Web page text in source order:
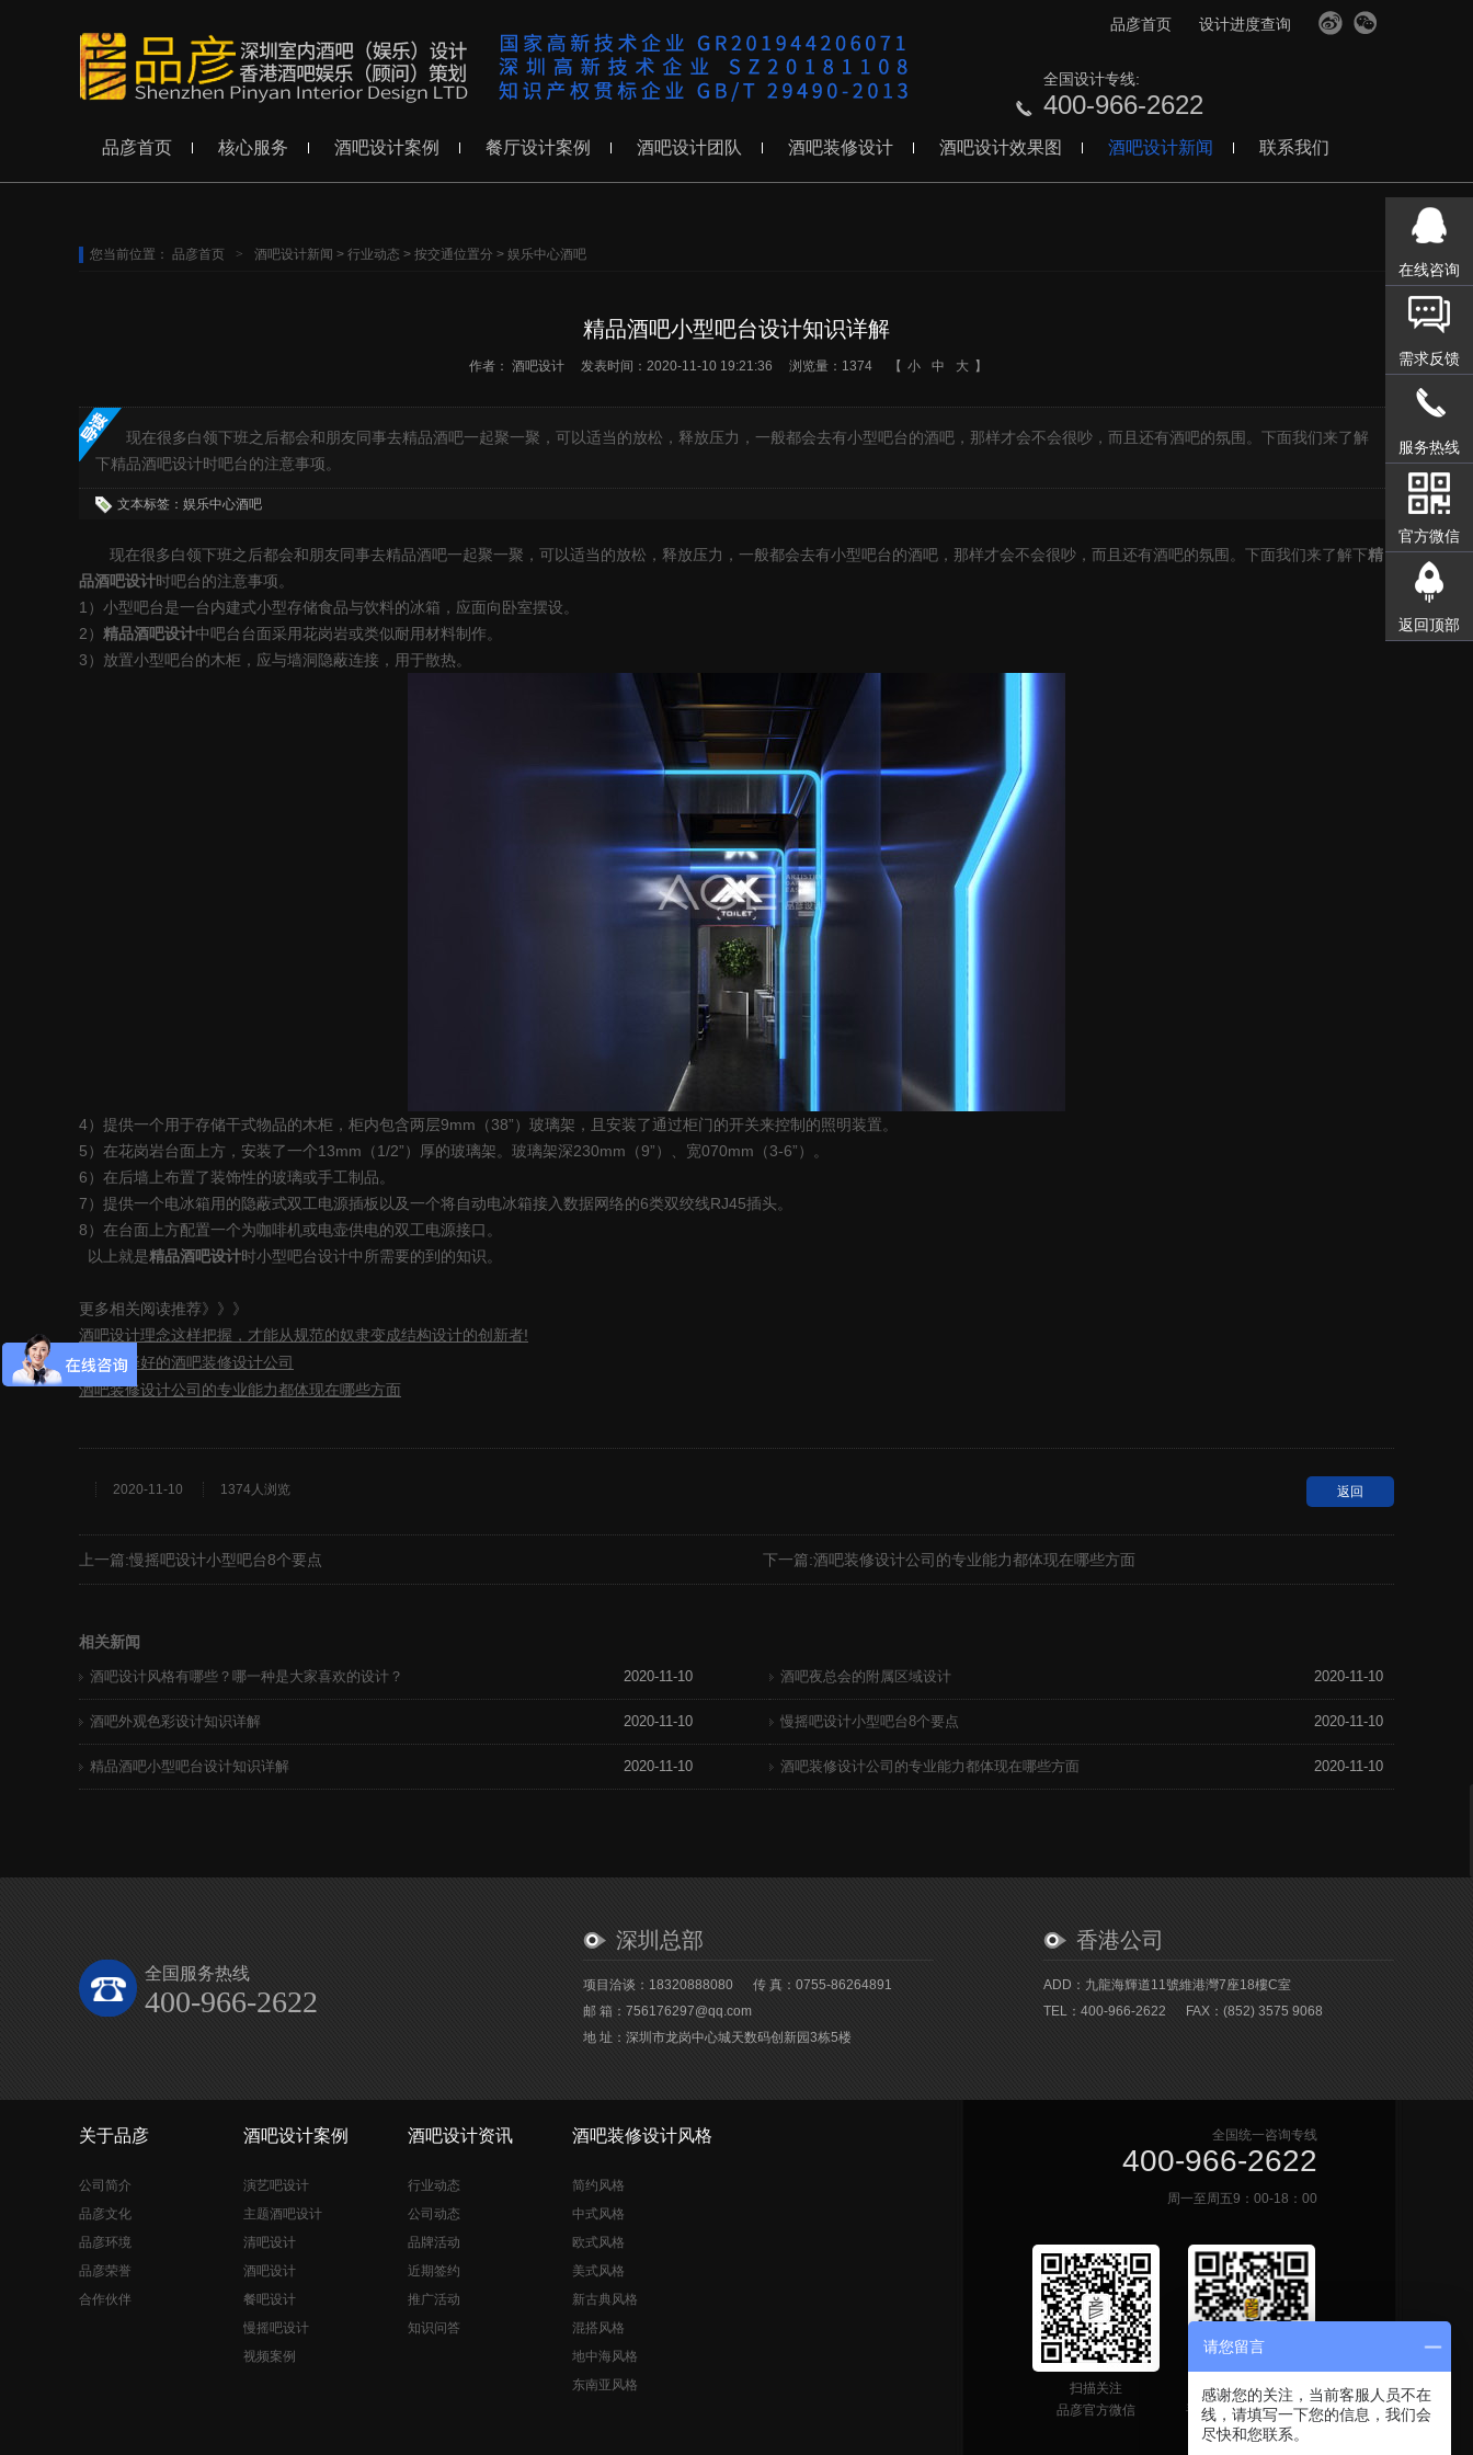
品彦首页 设计进度查询
全国设计专线:
400-966-2622
品彦首页 核心服务 酒吧设计案例 餐厅设计案例 酒吧设计团队 酒吧装修设计 酒吧设计效果图 酒吧设计新闻 联系我们
您当前位置： 品彦首页 > 酒吧设计新闻 > 行业动态 > 按交通位置分 > 娱乐中心酒吧
精品酒吧小型吧台设计知识详解
作者： 酒吧设计 发表时间：2020-11-10 19:21:36 浏览量：1374 【 小 中 大 】
现在很多白领下班之后都会和朋友同事去精品酒吧一起聚一聚，可以适当的放松，释放压力，一般都会去有小型吧台的酒吧，那样才会不会很吵，而且还有酒吧的氛围。下面我们来了解
下精品酒吧设计时吧台的注意事项。
文本标签：娱乐中心酒吧
现在很多白领下班之后都会和朋友同事去精品酒吧一起聚一聚，可以适当的放松，释放压力，一般都会去有小型吧台的酒吧，那样才会不会很吵，而且还有酒吧的氛围。下面我们来了解下精
品酒吧设计时吧台的注意事项。
1 ）小型吧台是一台内建式小型存储食品与饮料的冰箱，应面向卧室摆设。
2） 精品酒吧设计中吧台台面采用花岗岩或类似耐用材料制作。
3）放置小型吧台的木柜，应与墙洞隐蔽连接，用于散热。
4）提供一个用于存储干式物品的木柜，柜内包含两层9mm （38”）玻璃架，且安装了通过柜门的开关来控制的照明装置。
5）在花岗岩台面上方，安装了一个13mm （1/2”）厚的玻璃架。玻璃架深230mm （9”）、宽070mm （3-6”）。
6）在后墙上布置了装饰性的玻璃或手工制品。
7）提供一个电冰箱用的隐蔽式双工电源插板以及一个将自动电冰箱接入数据网络的6类双绞线RJ45插头。
8）在台面上方配置一个为咖啡机或电壶供电的双工电源接口。
以上就是精品酒吧设计时小型吧台设计中所需要的到的知识。
更多相关阅读推荐》》》
酒吧设计理念这样把握，才能从规范的奴隶变成结构设计的创新者!
如何选择好的酒吧装修设计公司
酒吧装修设计公司的专业能力都体现在哪些方面
返回
2020-11-10 1374人浏览
上一篇:慢摇吧设计小型吧台8个要点 下一篇:酒吧装修设计公司的专业能力都体现在哪些方面
相关新闻
酒吧设计风格有哪些？哪一种是大家喜欢的设计？ 2020-11-10 酒吧夜总会的附属区域设计 2020-11-10
酒吧外观色彩设计知识详解 2020-11-10 慢摇吧设计小型吧台8个要点 2020-11-10
精品酒吧小型吧台设计知识详解 2020-11-10 酒吧装修设计公司的专业能力都体现在哪些方面 2020-11-10
全国服务热线
400-966-2622
深圳总部
项目洽谈：18320888080
传 真：0755-86264891
邮 箱：756176297@qq.com
地 址：深圳市龙岗中心城天数码创新园3栋5楼
香港公司
ADD：九龍海輝道11號維港灣7座18樓C室
TEL：400-966-2622
FAX：(852) 3575 9068
关于品彦
公司简介
品彦文化
品彦环境
品彦荣誉
合作伙伴
酒吧设计案例
演艺吧设计
主题酒吧设计
清吧设计
酒吧设计
餐吧设计
慢摇吧设计
视频案例
酒吧设计资讯
行业动态
公司动态
品牌活动
近期签约
推广活动
知识问答
酒吧装修设计风格
简约风格
中式风格
欧式风格
美式风格
新古典风格
混搭风格
地中海风格
东南亚风格
全国统一咨询专线
400-966-2622
周一至周五9：00-18：00
扫描关注
品彦官方微信
网站二维码
手机快速获取联系信息
在线咨询
需求反馈
服务热线
官方微信
返回顶部
请您留言
感谢您的关注，当前客服人员不在
线，请填写一下您的信息，我们会
尽快和您联系。